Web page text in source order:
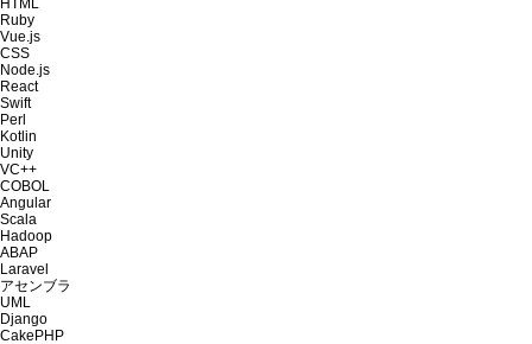
Ruby
Vue.js
CSS
Node.js
React
Swift
Perl
Kotlin
Unity
VC++
COBOL
Angular
Scala
Hadoop
ABAP
Laravel
アセンブラ
UML
Django
CakePHP